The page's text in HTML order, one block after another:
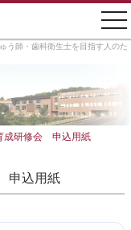
う師・歯科衛生士を目指す人のた
成研修会 申込用紙
申込用紙